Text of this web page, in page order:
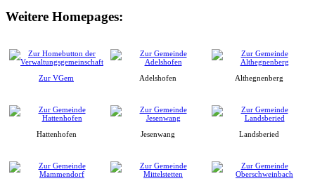
Weitere Homepages:
Zur VGem Adelshofen Althegnenberg
Hattenhofen Jesenwang Landsberied